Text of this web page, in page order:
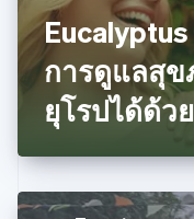
การดูแลสุข
ยุโรปได้ด้ว
NederlandsEnglish
บราซิล
English
บัลแกเรีย
English
เบลเยียม
โปรตุเกส
PortuguêsEnglish
โปแลนด์